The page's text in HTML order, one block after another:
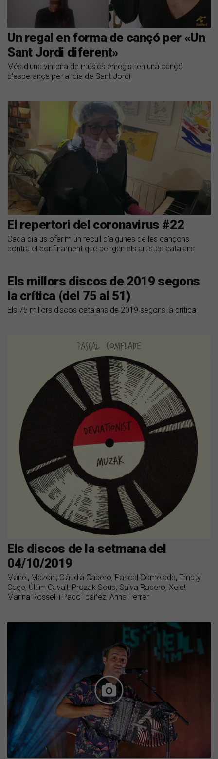
Un regal en forma de cançó per «Un
Sant Jordi diferent»
Més d'una vintena de músics enregistren una cançó
d'esperança per al dia de Sant Jordi
El repertori del coronavirus #22
Cada dia us oferim un recull d'algunes de les cançons
contra el confinament que pengen els artistes catalans
Els millors discos de 2019 segons
la crítica (del 75 al 51)
Els 75 millors discos catalans de 2019 segons la crítica
Els discos de la setmana del
04/10/2019
Manel, Mazoni, Clàudia Cabero, Pascal Comelade, Empty
Cage, Últim Cavall, Prozak Soup, Salva Racero, Xeic!,
Marina Rossell i Paco Ibáñez, Anna Ferrer